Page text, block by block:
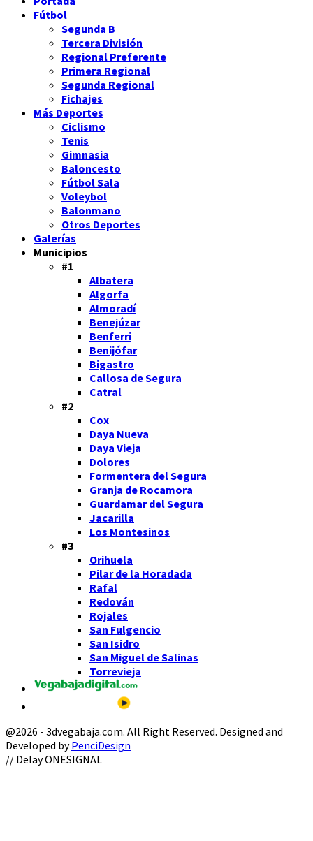
Fútbol
Segunda B
Tercera División
Regional Preferente
Primera Regional
Segunda Regional
Fichajes
Más Deportes
Ciclismo
Tenis
Gimnasia
Baloncesto
Fútbol Sala
Voleybol
Balonmano
Otros Deportes
Galerías
Municipios
#1
Albatera
Algorfa
Almoradí
Benejúzar
Benferri
Benijófar
Bigastro
Callosa de Segura
Catral
#2
Cox
Daya Nueva
Daya Vieja
Dolores
Formentera del Segura
Granja de Rocamora
Guardamar del Segura
Jacarilla
Los Montesinos
#3
Orihuela
Pilar de la Horadada
Rafal
Redován
Rojales
San Fulgencio
San Isidro
San Miguel de Salinas
Torrevieja
@2026 - 3dvegabaja.com. All Right Reserved. Designed and
Developed byPenciDesign
Facebook
Twitter
Instagram
Youtube
Email
// Delay ONESIGNAL